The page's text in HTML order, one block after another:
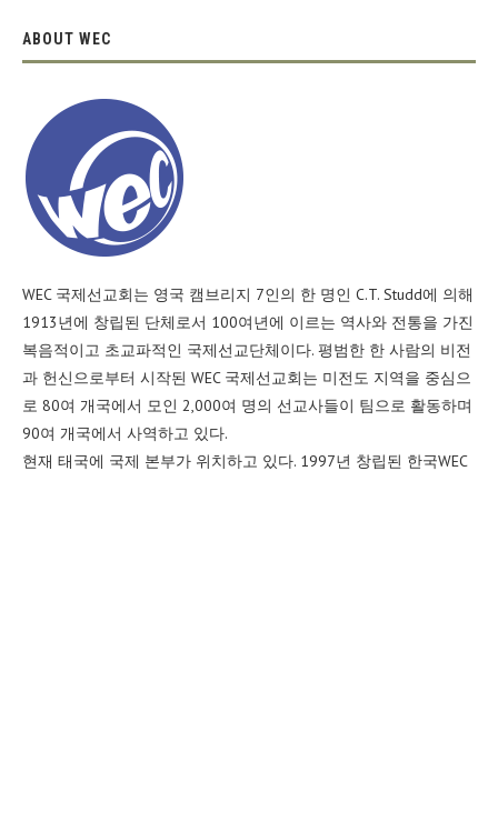
ABOUT WEC
WEC 국제선교회는 영국 캠브리지 7인의 한 명인 C.T. Studd에 의해
1913년에 창립된 단체로서 100여년에 이르는 역사와 전통을 가진
복음적이고 초교파적인 국제선교단체이다. 평범한 한 사람의 비전
과 헌신으로부터 시작된 WEC 국제선교회는 미전도 지역을 중심으
로 80여 개국에서 모인 2,000여 명의 선교사들이 팀으로 활동하며
90여 개국에서 사역하고 있다.
현재 태국에 국제 본부가 위치하고 있다. 1997년 창립된 한국WEC